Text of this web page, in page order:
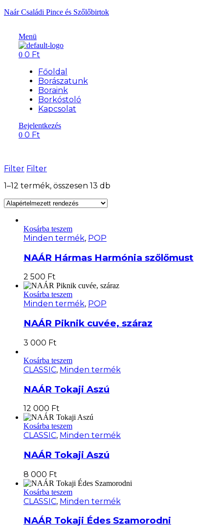
Naár Családi Pince és Szőlőbirtok
Menü
0 0 Ft
Főoldal
Borászatunk
Boraink
Borkóstoló
Kapcsolat
Bejelentkezés
0 0 Ft
Filter Filter
1–12 termék, összesen 13 db
Kosárba teszem
Minden termék, POP
NAÁR Hármas Harmónia szőlőmust
2 500 Ft
Kosárba teszem
Minden termék, POP
NAÁR Piknik cuvée, száraz
3 000 Ft
Kosárba teszem
CLASSIC, Minden termék
NAÁR Tokaji Aszú
12 000 Ft
Kosárba teszem
CLASSIC, Minden termék
NAÁR Tokaji Aszú
8 000 Ft
Kosárba teszem
CLASSIC, Minden termék
NAÁR Tokaji Édes Szamorodni